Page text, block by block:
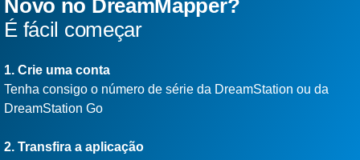
Novo no DreamMapper?
É fácil começar
1. Crie uma conta
Tenha consigo o número de série da DreamStation ou da
DreamStation Go
2. Transfira a aplicação